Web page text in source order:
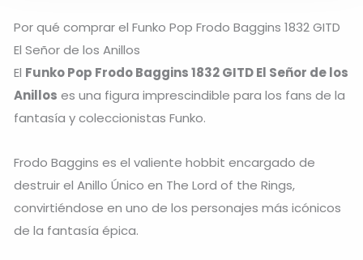
Por qué comprar el Funko Pop Frodo Baggins 1832 GITD
El Señor de los Anillos
El Funko Pop Frodo Baggins 1832 GITD El Señor de los
Anillos es una figura imprescindible para los fans de la
fantasía y coleccionistas Funko.
Frodo Baggins es el valiente hobbit encargado de
destruir el Anillo Único en The Lord of the Rings,
convirtiéndose en uno de los personajes más icónicos
de la fantasía épica.